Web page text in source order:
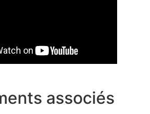
associés